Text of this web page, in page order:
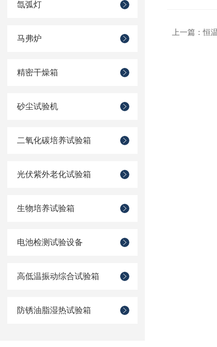
氙弧灯
马弗炉
精密干燥箱
砂尘试验机
二氧化碳培养试验箱
光伏紫外老化试验箱
生物培养试验箱
电池检测试验设备
高低温振动综合试验箱
防锈油脂湿热试验箱
上一篇：恒